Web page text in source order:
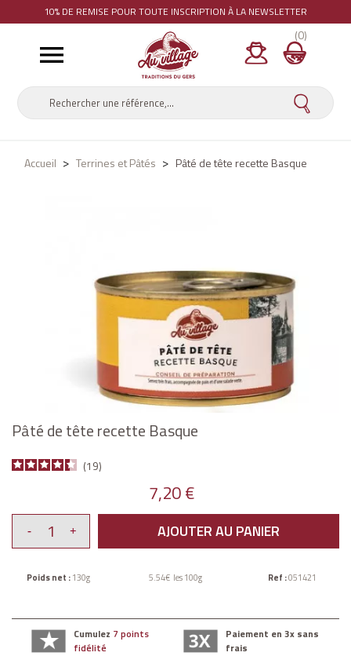
10% DE REMISE POUR TOUTE INSCRIPTION À LA NEWSLETTER

(0)
Accueil Terrines et Pâtés Pâté de tête recette Basque
Pâté de tête recette Basque
19
7,20 €
AJOUTER AU PANIER
Poids net :130g 5.54€ les 100g Ref :051421
Cumulez 7 points
fidélité
Paiement en 3x sans
frais